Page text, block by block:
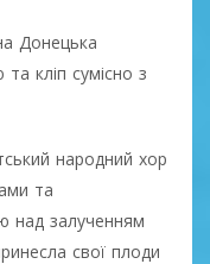
Донецька
кліп сумісно з
народний хор
та
над залученням
свої плоди